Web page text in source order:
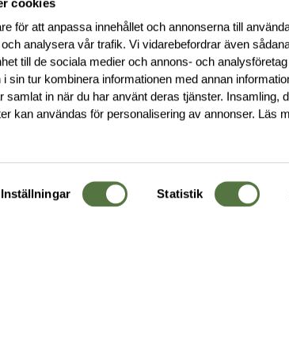
för att anpassa innehållet och annonserna till
analysera vår trafik. Vi vidarebefordrar även
till de sociala medier och annons- och
sin tur kombinera informationen med annan
samlat in när du har använt deras tjänster. Insamling,
kan användas för personalisering av annonser. Läs
Inställningar Statistik